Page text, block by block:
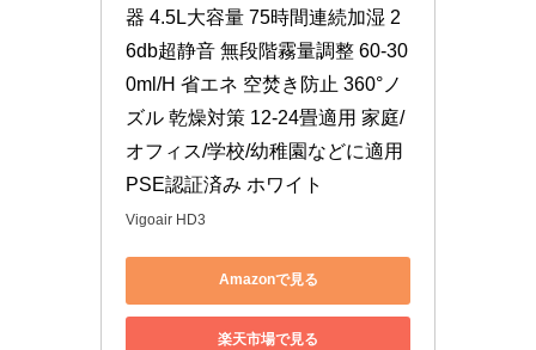
器 4.5L大容量 75時間連続加湿 2
6db超静音 無段階霧量調整 60-30
0ml/H 省エネ 空焚き防止 360°ノ
ズル 乾燥対策 12-24畳適用 家庭/
オフィス/学校/幼稚園などに適用
PSE認証済み ホワイト
Vigoair HD3
Amazonで見る
楽天市場で見る